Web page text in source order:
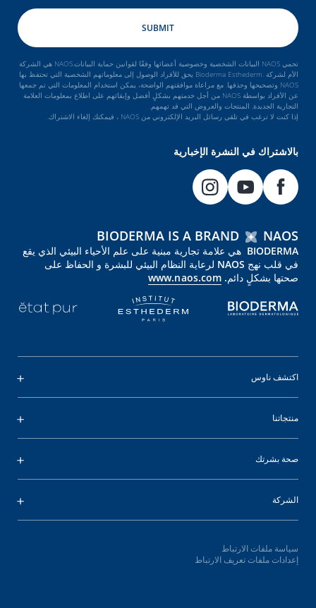
تحمي NAOS البيانات الشخصية وخصوصية أعضائها وفقًا لقوانين حماية البيانات.NAOS هي الشركة
الأم لشركة .Bioderma Esthederm يحق للأفراد الوصول إلى معلوماتهم الشخصية التي تحتفظ بها
NAOS وتصحيحها وحذفها. مع مراعاة موافقتهم الواضحة، يمكن استخدام المعلومات التي تم جمعها
عن الأفراد بواسطة NAOS من أجل خدمتهم بشكلٍ أفضل وإبقائهم على اطلاع بمعلومات العلامة
التجارية الجديدة, المنتجات والعروض التي قد تهمهم.
إذا كنت لا ترغب في تلقي رسائل البريد الإلكتروني من NAOS ، فيمكنك إلغاء الاشتراك.
بالاشتراك في النشرة الإخبارية
BIODERMA IS A BRAND NAOS
BIODERMA هي علامة تجارية مبنية على علم الأحياء البيئي الذي يقع
في قلب نهج NAOS لرعاية النظام البيئي للبشرة و الحفاظ على
صحتها بشكلٍ دائم. www.naos.com
اكتشف ناوس
منتجاتنا
صحة بشرتك
الشركة
سياسة ملفات الارتباط
إعدادات ملفات تعريف الارتباط